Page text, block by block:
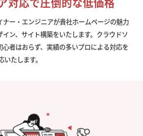
ナー・エンジニアが貴社ホームページの魅力
ン、サイト構築をいたします。クラウドソ
者はおらず、実績の多いプロによる対応を
たします。